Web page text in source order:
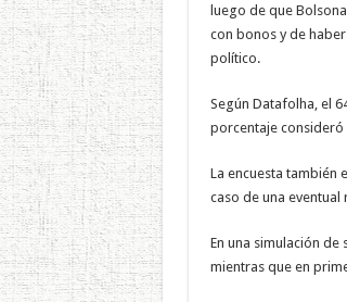
luego de que
con bonos y de
político.
Según Datafolha, el
porcentaje consideró
La encuesta también
caso de una eventual
En una simulación
mientras que en